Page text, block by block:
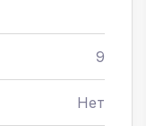
9
Нет